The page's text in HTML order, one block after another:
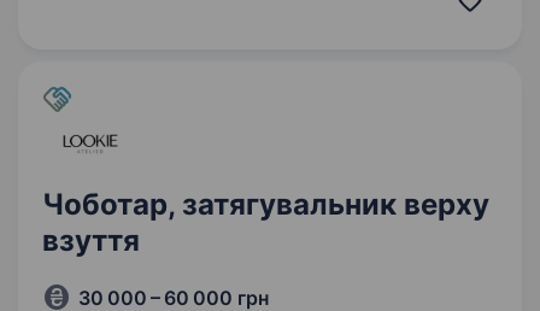
Чоботар, затягувальник верху
взуття
30 000 – 60 000 грн